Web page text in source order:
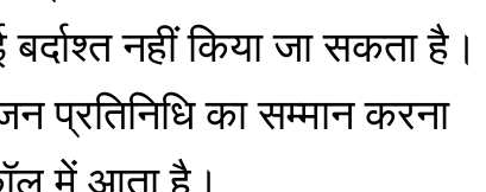
नहीं किया जा सकता है।
प्रतिनिधि का सम्मान करना